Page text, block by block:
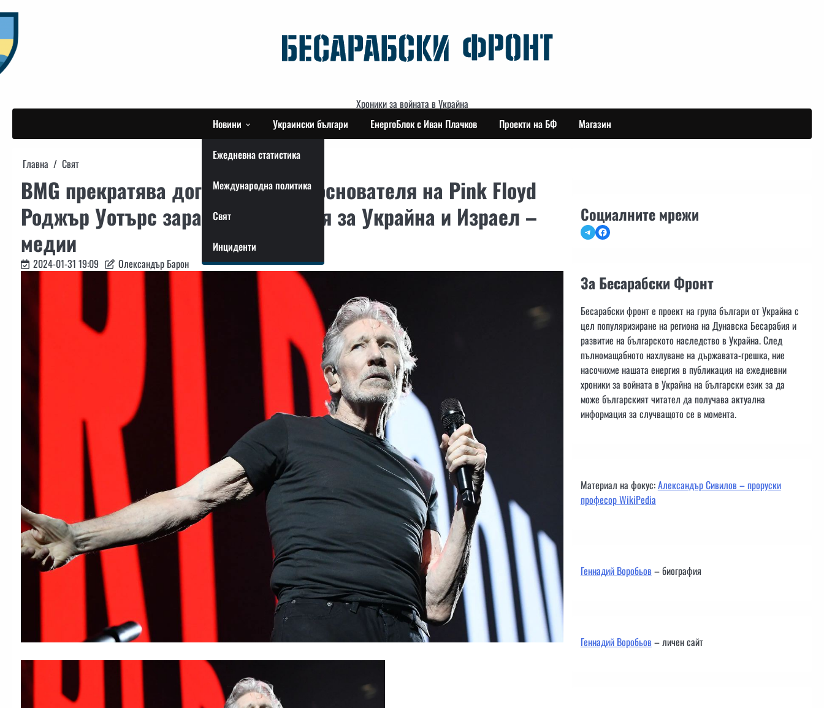
to
content
Хроники за войната в Украйна
Новини
Ежедневна статистика
Международна политика
Свят
Инциденти
Украински българи ЕнергоБлок с Иван Плачков Проекти на БФ Магазин
Главна Свят
BMG прекратява договора със съоснователя на Pink Floyd
Роджър Уотърс заради изказвания за Украйна и Израел –
медии
2024-01-31 19:09 Олександър Барон
Социалните мрежи
TelegramFacebook
За Бесарабски Фронт
Бесарабски фронт е проект на група българи от Украйна с
цел популяризиране на региона на Дунавска Бесарабия и
развитие на българското наследство в Украйна. След
пълномащабното нахлуване на държавата-грешка, ние
насочихме нашата енергия в публикация на ежедневни
хроники за войната в Украйна на български език за да
може българският читател да получава актуална
информация за случващото се в момента.
Материал на фокус:Александър Сивилов – проруски
професор WikiPedia
Геннадий Воробьов– биография
Геннадий Воробьов– личен сайт